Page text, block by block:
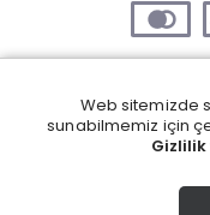
Web sitemizde
sunabilmemiz için
Gizlilik